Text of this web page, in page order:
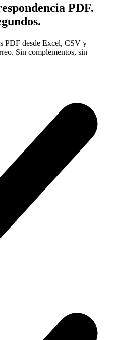
PDF.
PDF desde Excel, CSV y
Sin complementos, sin